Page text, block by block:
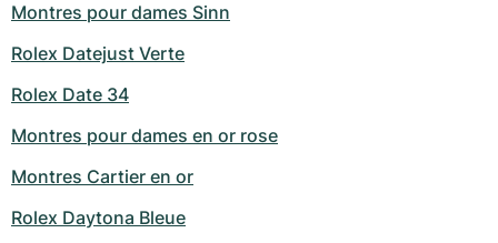
Montres pour dames Sinn
Rolex Datejust Verte
Rolex Date 34
Montres pour dames en or rose
Montres Cartier en or
Rolex Daytona Bleue